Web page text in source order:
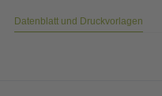
Datenblatt und Druckvorlagen